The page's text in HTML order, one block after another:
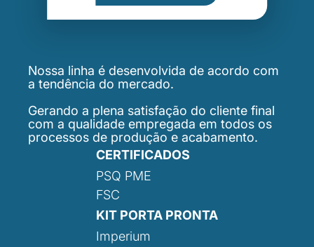
Nossa linha é desenvolvida de acordo com
a tendência do mercado.
Gerando a plena satisfação do cliente final
com a qualidade empregada em todos os
processos de produção e acabamento.
CERTIFICADOS
PSQ PME
FSC
KIT PORTA PRONTA
Imperium